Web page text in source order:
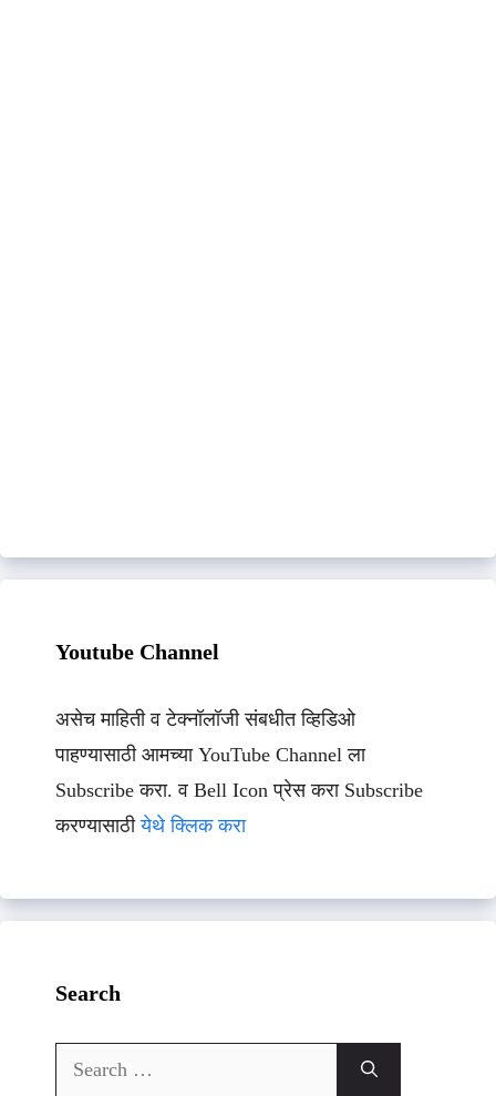
Youtube Channel
असेच माहिती व टेक्नॉलॉजी संबधीत व्हिडिओ
पाहण्यासाठी आमच्या YouTube Channel ला
Subscribe करा. व Bell Icon प्रेस करा Subscribe
करण्यासाठीयेथे क्लिक करा
Search
Search